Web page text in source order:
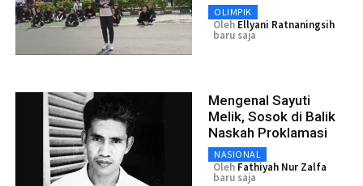
OLIMPIK
Oleh Ellyani Ratnaningsih
baru saja
Mengenal Sayuti
Melik, Sosok di Balik
Naskah Proklamasi
NASIONAL
Oleh Fathiyah Nur Zalfa
baru saja